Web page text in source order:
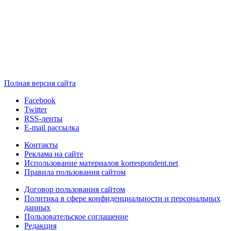
Полная версия сайта
Facebook
Twitter
RSS-ленты
E-mail рассылка
Контакты
Реклама на сайте
Использование материалов korrespondent.net
Правила пользования сайтом
Договор пользования сайтом
Политика в сфере конфиденциальности и персональных
данных
Пользовательское соглашение
Редакция